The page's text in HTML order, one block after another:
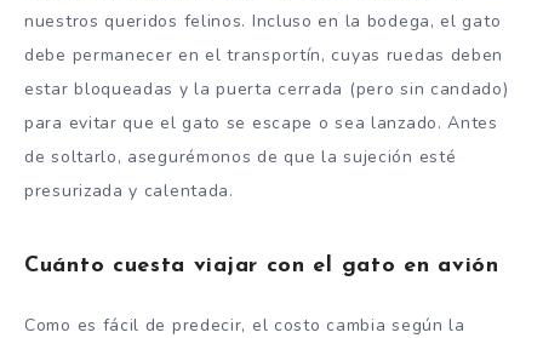
nuestros queridos felinos. Incluso en la bodega, el gato
debe permanecer en el transportín, cuyas ruedas deben
estar bloqueadas y la puerta cerrada (pero sin candado)
para evitar que el gato se escape o sea lanzado. Antes
de soltarlo, asegurémonos de que la sujeción esté
presurizada y calentada.
Cuánto cuesta viajar con el gato en avión
Como es fácil de predecir, el costo cambia según la